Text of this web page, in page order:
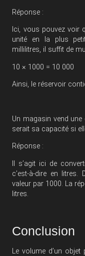
Réponse :
Ici, vous pouvez voir
unité en la plus
millilitres, il suffit de
10 × 1000 = 10 000
Ainsi, le réservoir
Un magasin vend une
serait sa capacité si
Réponse :
Il s’agit ici de
c’est-à-dire en
valeur par 1000. La
litres.
Conclusion
Le volume d’un objet